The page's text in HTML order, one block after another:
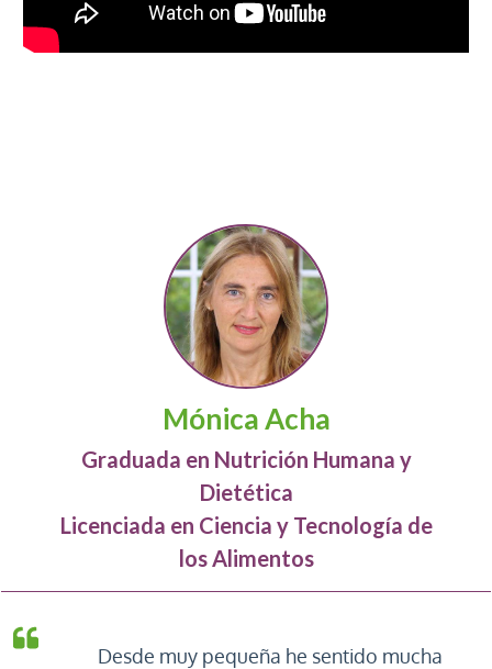
Mónica Acha
Graduada en Nutrición Humana y
Dietética
Licenciada en Ciencia y Tecnología de
los Alimentos
Desde muy pequeña he sentido mucha